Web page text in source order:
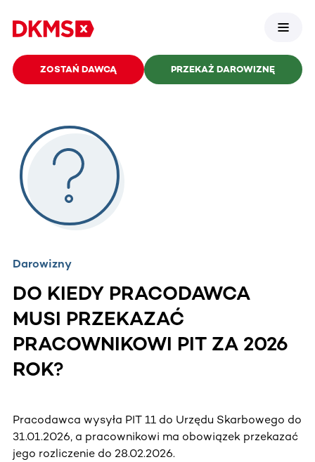
ZOSTAŃ DAWCĄ PRZEKAŻ DAROWIZNĘ
Darowizny
DO KIEDY PRACODAWCA
MUSI PRZEKAZAĆ
PRACOWNIKOWI PIT ZA 2026
ROK?
Pracodawca wysyła PIT 11 do Urzędu Skarbowego do
31.01.2026, a pracownikowi ma obowiązek przekazać
jego rozliczenie do 28.02.2026.